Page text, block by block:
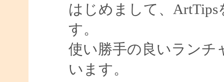
はじめまして、
す。
使い勝手の良いランチ
います。